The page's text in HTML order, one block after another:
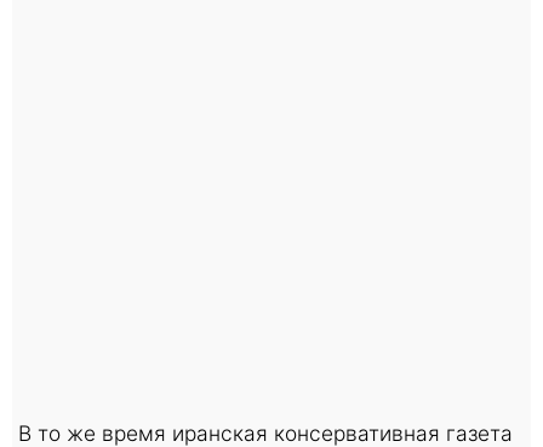
В то же время иранская консервативная газета